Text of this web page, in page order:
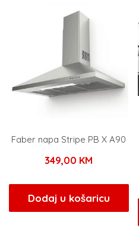
Faber napa Stripe PB X A90
349,00 KM
Dodaj u košaricu